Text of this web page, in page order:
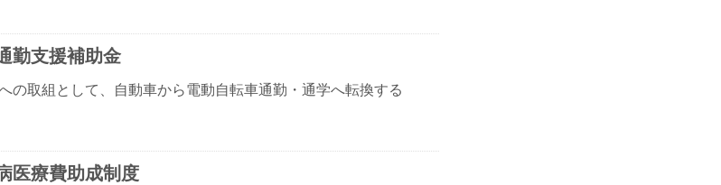
勤支援補助金
の取組として、自動車から電動自転車通勤・通学へ転換する
医療費助成制度